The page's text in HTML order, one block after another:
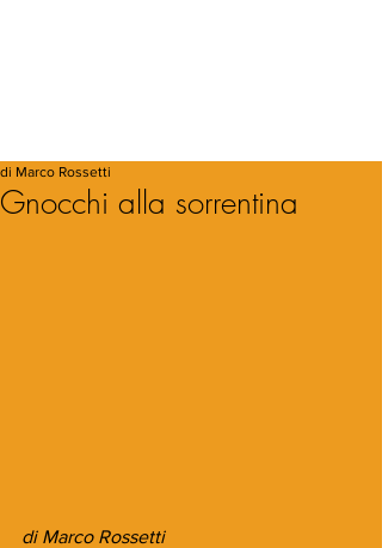
Gnocchi alla sorrentina
di Marco Rossetti
di Marco Rossetti